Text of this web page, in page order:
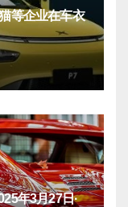
等企业在车衣
年3月27日·